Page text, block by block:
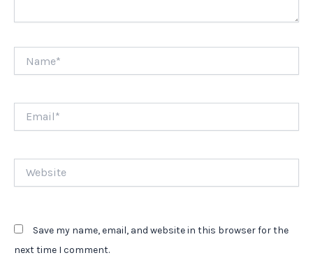
Save my name, email, and website in this browser for the
next time I comment.